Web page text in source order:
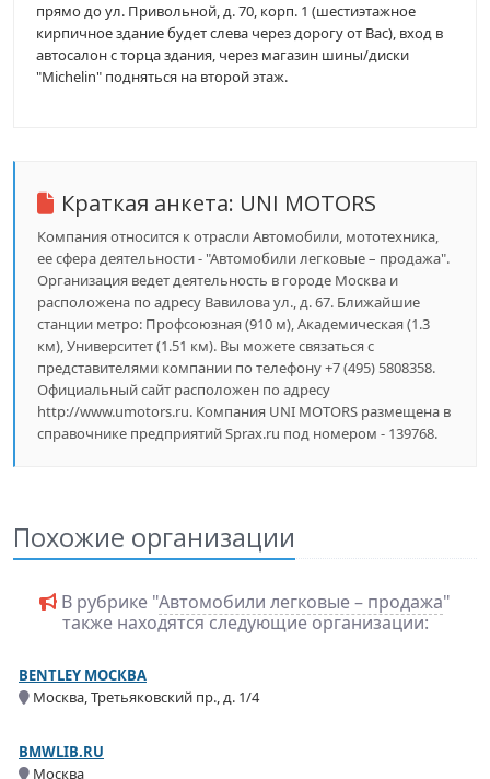
прямо до ул. Привольной, д. 70, корп. 1 (шестиэтажное
кирпичное здание будет слева через дорогу от Вас), вход в
автосалон с торца здания, через магазин шины/диски
"Michelin" подняться на второй этаж.
Краткая анкета: UNI MOTORS
Компания относится к отрасли Автомобили, мототехника,
ее сфера деятельности - "Автомобили легковые – продажа".
Организация ведет деятельность в городе Москва и
расположена по адресу Вавилова ул., д. 67. Ближайшие
станции метро: Профсоюзная (910 м), Академическая (1.3
км), Университет (1.51 км). Вы можете связаться с
представителями компании по телефону +7 (495) 5808358.
Официальный сайт расположен по адресу
http://www.umotors.ru. Компания UNI MOTORS размещена в
справочнике предприятий Sprax.ru под номером - 139768.
Похожие организации
В рубрике "Автомобили легковые – продажа"
также находятся следующие организации:
BENTLEY МОСКВА
Москва, Третьяковский пр., д. 1/4
BMWLIB.RU
Москва